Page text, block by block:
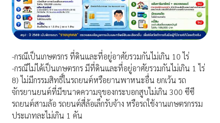
-กรณีเป็นเกษตรกร ที่ดินและที่อยู่อาศัยรวมกันไม่เกิน 10 ไร่
-กรณีไม่ได้เป็นเกษตรกร มีที่ดินและที่อยู่อาศัยรวมกันไม่เกิน 1 ไร่
8) ไม่มีกรรมสิทธิ์ในรถยนต์หรือยานพาหนะอื่น ยกเว้น รถ
จักรยานยนต์ที่มีขนาดความจุของกระบอกสูบไม่เกิน 300 ซีซี
รถยนต์สามล้อ รถยนต์สี่ล้อเล็กรับจ้าง หรือรถใช้งานเกษตรกรรม
ประเภทละไม่เกิน 1 คัน